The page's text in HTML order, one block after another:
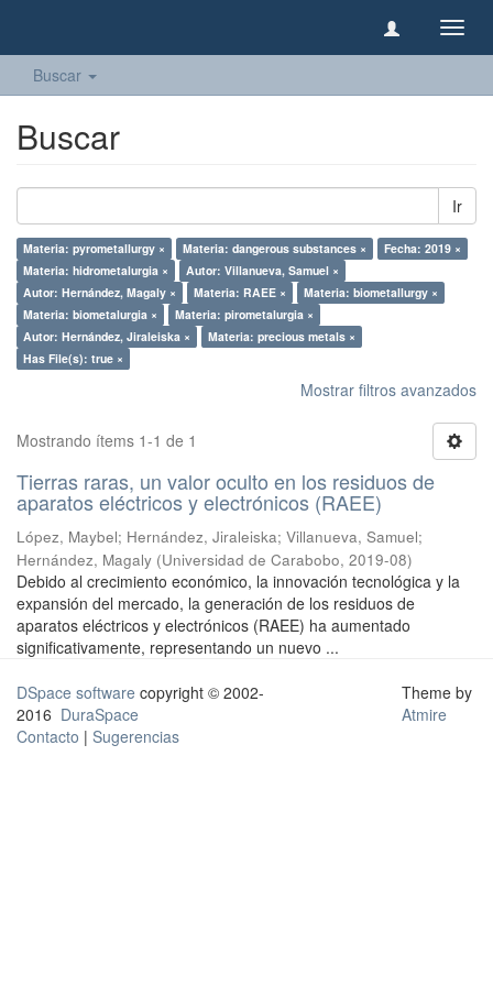
Buscar
Buscar
Ir
Materia: pyrometallurgy × Materia: dangerous substances ×
Fecha: 2019 ×
Materia: hidrometalurgia ×
Autor: Villanueva, Samuel ×
Autor: Hernández, Magaly ×
Materia: RAEE ×
Materia: biometallurgy ×
Materia: biometalurgia ×
Materia: pirometalurgia ×
Autor: Hernández, Jiraleiska ×
Materia: precious metals ×
Has File(s): true ×
Mostrar filtros avanzados
Mostrando ítems 1-1 de 1
Tierras raras, un valor oculto en los residuos de
aparatos eléctricos y electrónicos (RAEE)
López, Maybel; Hernández, Jiraleiska; Villanueva, Samuel;
Hernández, Magaly (Universidad de Carabobo, 2019-08)
Debido al crecimiento económico, la innovación tecnológica y la
expansión del mercado, la generación de los residuos de
aparatos eléctricos y electrónicos (RAEE) ha aumentado
significativamente, representando un nuevo ...
DSpace software copyright © 2002-
2016 DuraSpace
Contacto | Sugerencias
Theme by
Atmire